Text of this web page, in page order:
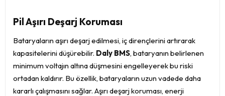
Pil Aşırı Deşarj Koruması
Bataryaların aşırı deşarj edilmesi, iç dirençlerini artırarak
kapasitelerini düşürebilir. Daly BMS, bataryanın belirlenen
minimum voltajın altına düşmesini engelleyerek bu riski
ortadan kaldırır. Bu özellik, bataryaların uzun vadede daha
kararlı çalışmasını sağlar. Aşırı deşarj koruması, enerji